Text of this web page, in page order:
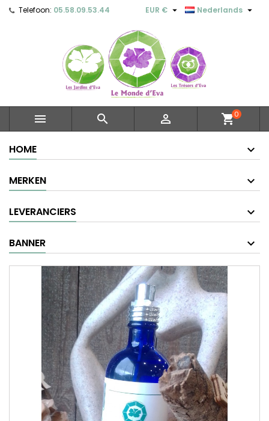
Telefoon: 05.58.09.53.44 Nederlands 
EUR € 
   shopping_cart0
HOME
MERKEN
LEVERANCIERS
BANNER